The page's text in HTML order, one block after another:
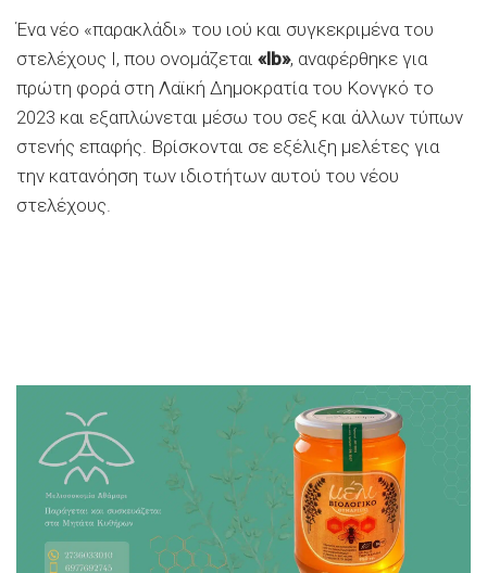
Ένα νέο «παρακλάδι» του ιού και συγκεκριμένα του
στελέχους Ι, που ονομάζεται «Ib», αναφέρθηκε για
πρώτη φορά στη Λαϊκή Δημοκρατία του Κονγκό το
2023 και εξαπλώνεται μέσω του σεξ και άλλων τύπων
στενής επαφής. Βρίσκονται σε εξέλιξη μελέτες για
την κατανόηση των ιδιοτήτων αυτού του νέου
στελέχους.